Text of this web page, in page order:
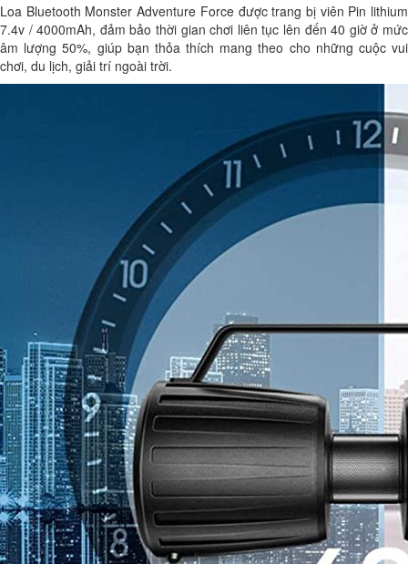
Loa Bluetooth Monster Adventure Force được trang bị viên Pin lithium
7.4v / 4000mAh, đảm bảo thời gian chơi liên tục lên đến 40 giờ ở mức
âm lượng 50%, giúp bạn thỏa thích mang theo cho những cuộc vui
chơi, du lịch, giải trí ngoài trời.